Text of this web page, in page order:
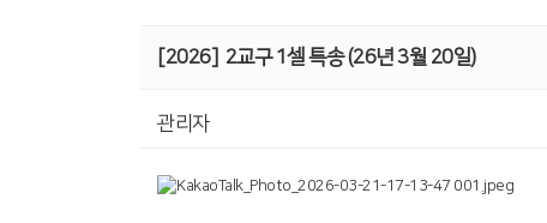
[2026] 2교구 1셀 특송 (26년 3월 20일)
관리자